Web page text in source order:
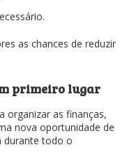
as chances de reduzir
primeiro lugar
organizar as finanças,
nova oportunidade de
durante todo o